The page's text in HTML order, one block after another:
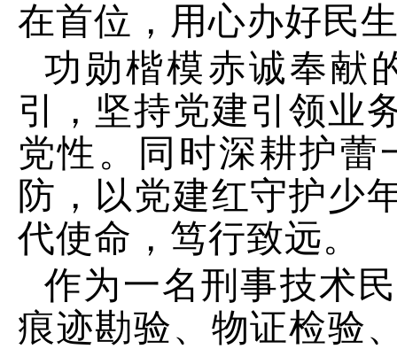
在首位，用心办好民
功勋楷模赤诚奉献
引，坚持党建引领业
党性。同时深耕护
防，以党建红守护少
代使命，笃行致远。
作为一名刑事技术
痕迹勘验、物证检验